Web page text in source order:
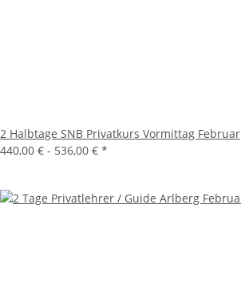
2 Halbtage SNB Privatkurs Vormittag Februar
440,00 € - 536,00 € *